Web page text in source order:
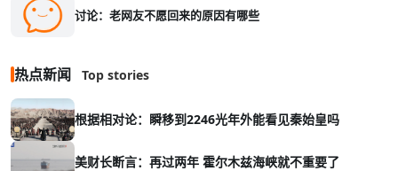
讨论：老网友不愿回来的原因有哪些
热点新闻 Top stories
根据相对论：瞬移到2246光年外能看见秦始皇吗
美财长断言：再过两年 霍尔木兹海峡就不重要了